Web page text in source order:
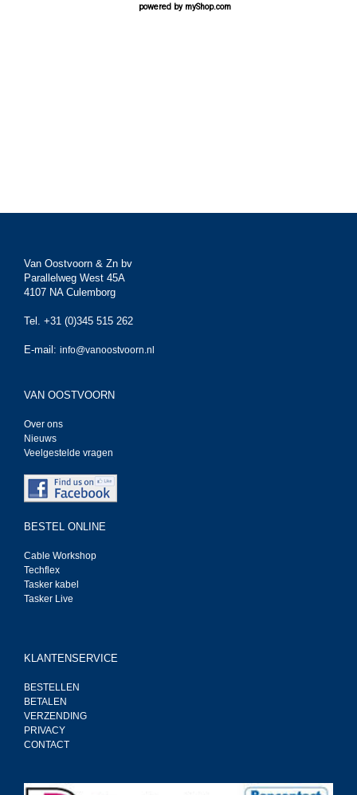
powered by myShop.com
Van Oostvoorn & Zn bv
Parallelweg West 45A
4107 NA Culemborg
Tel. +31 (0)345 515 262
E-mail: info@vanoostvoorn.nl
VAN OOSTVOORN
Over ons
Nieuws
Veelgestelde vragen
BESTEL ONLINE
Cable Workshop
Techflex
Tasker kabel
Tasker Live
KLANTENSERVICE
BESTELLEN
BETALEN
VERZENDING
PRIVACY
CONTACT